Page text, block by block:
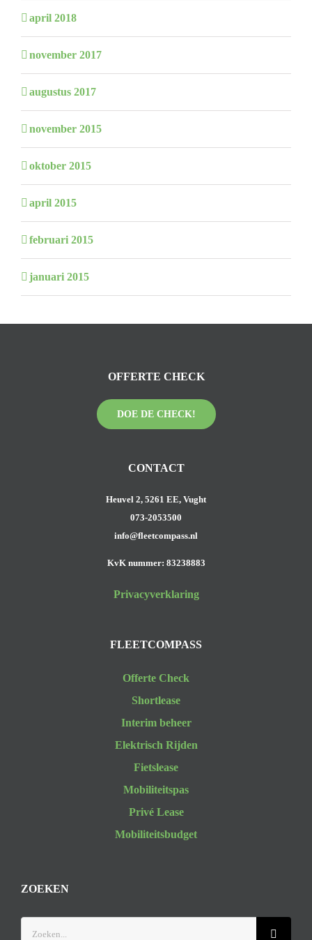
april 2018
november 2017
augustus 2017
november 2015
oktober 2015
april 2015
februari 2015
januari 2015
OFFERTE CHECK
DOE DE CHECK!
CONTACT
Heuvel 2, 5261 EE, Vught
073-2053500
info@fleetcompass.nl
KvK nummer: 83238883
Privacyverklaring
FLEETCOMPASS
Offerte Check
Shortlease
Interim beheer
Elektrisch Rijden
Fietslease
Mobiliteitspas
Privé Lease
Mobiliteitsbudget
ZOEKEN